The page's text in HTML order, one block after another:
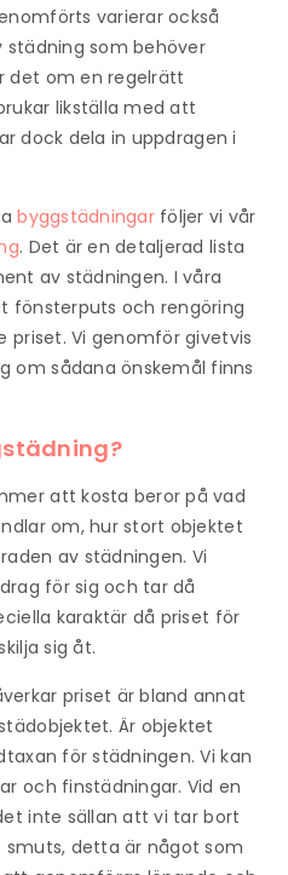
varierar också
som behöver
det om en regelrätt
likställa med att
dock dela in uppdragen i
byggstädningarföljer vi vår
. Det är en detaljerad lista
av städningen. I våra
fönsterputs och rengöring
priset. Vi genomför givetvis
om sådana önskemål finns
att kosta beror på vad
om, hur stort objektet
av städningen. Vi
för sig och tar då
karaktär då priset för
sig åt.
priset är bland annat
Är objektet
för städningen. Vi kan
och finstädningar. Vid en
inte sällan att vi tar bort
detta är något som